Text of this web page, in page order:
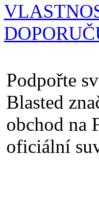
Podpořte
Blasted
obchod na
oficiální